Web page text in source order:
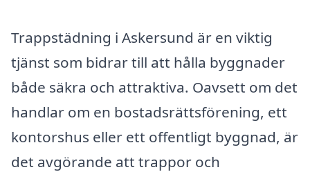
Trappstädning i Askersund är en viktig
tjänst som bidrar till att hålla byggnader
både säkra och attraktiva. Oavsett om det
handlar om en bostadsrättsförening, ett
kontorshus eller ett offentligt byggnad, är
det avgörande att trappor och